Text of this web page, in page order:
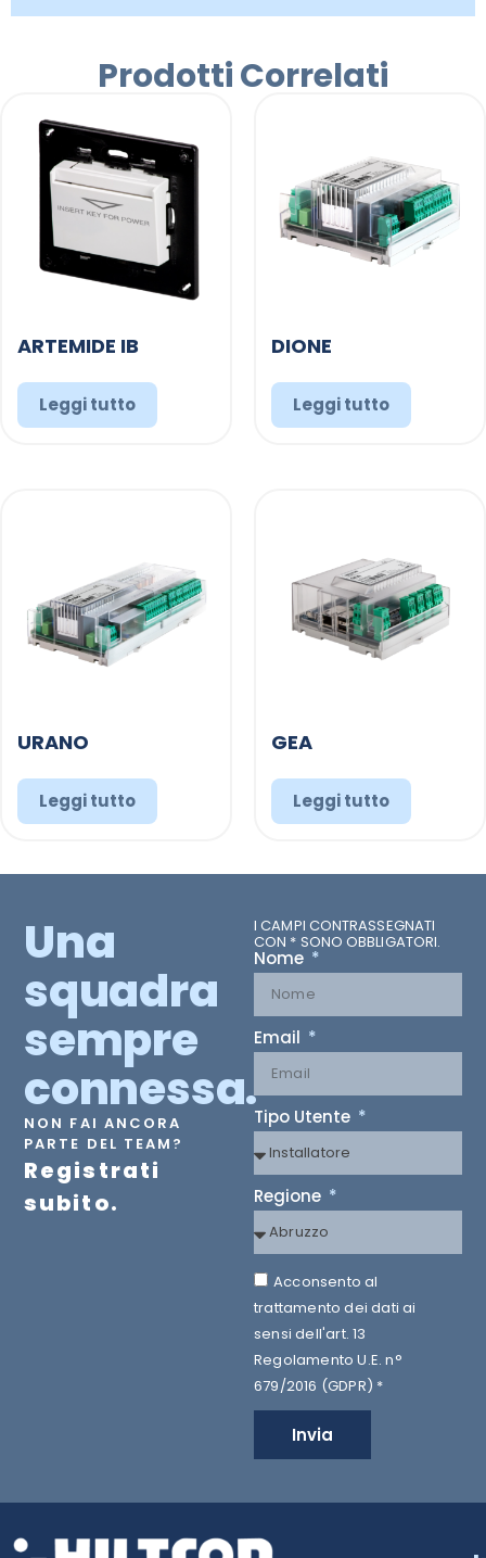
Prodotti Correlati
ARTEMIDE IB
Leggi tutto
DIONE
Leggi tutto
URANO
Leggi tutto
GEA
Leggi tutto
Una
squadra
sempre
connessa.
NON FAI ANCORA
PARTE DEL TEAM?
Registrati
subito.
I CAMPI CONTRASSEGNATI
CON * SONO OBBLIGATORI.
Nome
Email
Tipo Utente
Regione
Acconsento al
trattamento dei dati ai
sensi dell'art. 13
Regolamento U.E. n°
679/2016 (GDPR) *
Invia